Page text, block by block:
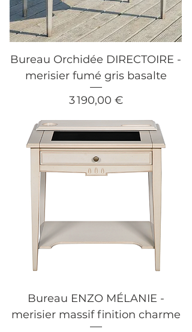
Bureau Orchidée DIRECTOIRE -
merisier fumé gris basalte
Prix
3 190,00 €
Bureau ENZO MÉLANIE -
merisier massif finition charme